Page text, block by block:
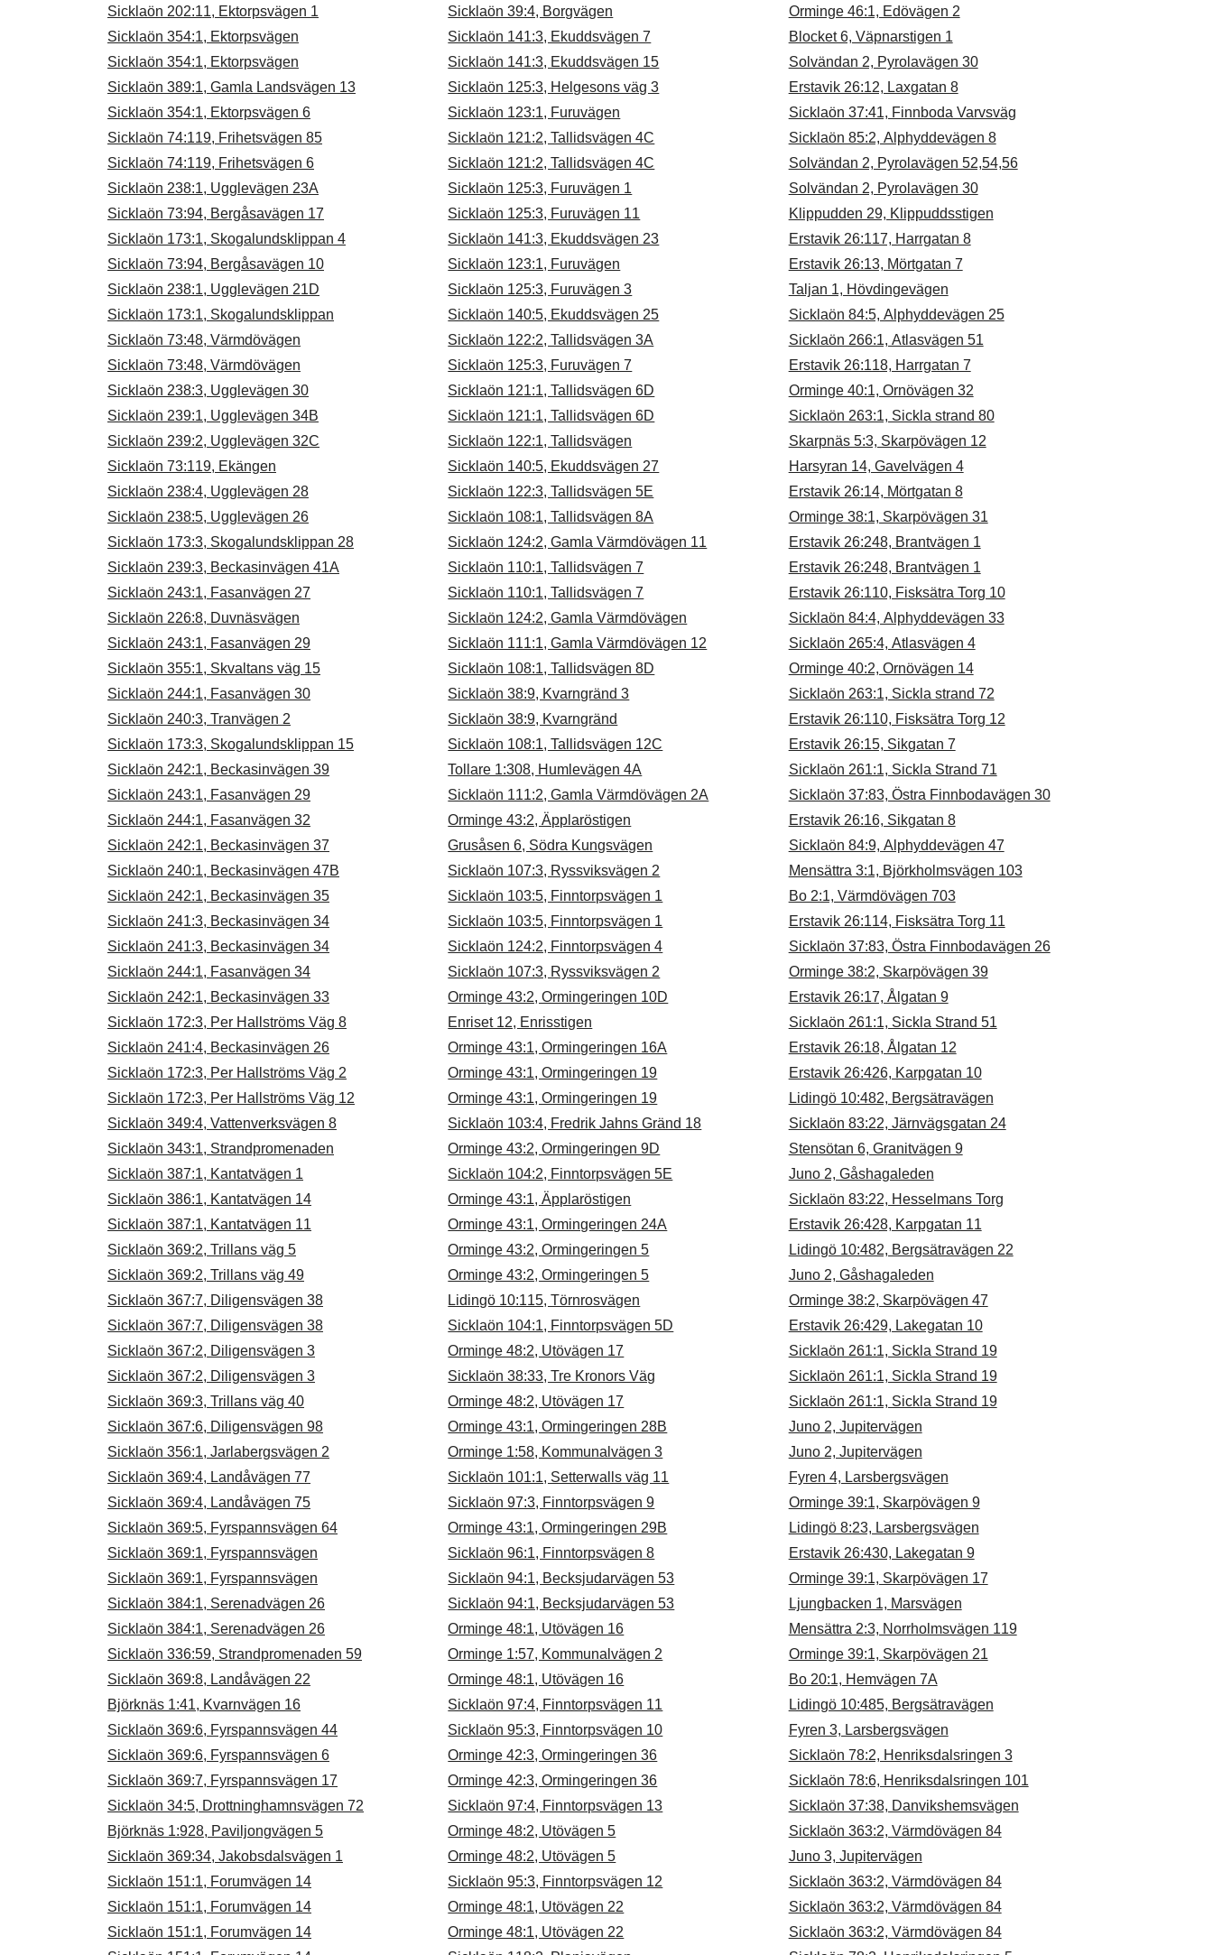
Sicklaön 202:11, Ektorpsvägen 1
Sicklaön 354:1, Ektorpsvägen
Sicklaön 354:1, Ektorpsvägen
Sicklaön 389:1, Gamla Landsvägen 13
Sicklaön 354:1, Ektorpsvägen 6
Sicklaön 74:119, Frihetsvägen 85
Sicklaön 74:119, Frihetsvägen 6
Sicklaön 238:1, Ugglevägen 23A
Sicklaön 73:94, Bergåsavägen 17
Sicklaön 173:1, Skogalundsklippan 4
Sicklaön 73:94, Bergåsavägen 10
Sicklaön 238:1, Ugglevägen 21D
Sicklaön 173:1, Skogalundsklippan
Sicklaön 73:48, Värmdövägen
Sicklaön 73:48, Värmdövägen
Sicklaön 238:3, Ugglevägen 30
Sicklaön 239:1, Ugglevägen 34B
Sicklaön 239:2, Ugglevägen 32C
Sicklaön 73:119, Ekängen
Sicklaön 238:4, Ugglevägen 28
Sicklaön 238:5, Ugglevägen 26
Sicklaön 173:3, Skogalundsklippan 28
Sicklaön 239:3, Beckasinvägen 41A
Sicklaön 243:1, Fasanvägen 27
Sicklaön 226:8, Duvnäsvägen
Sicklaön 243:1, Fasanvägen 29
Sicklaön 355:1, Skvaltans väg 15
Sicklaön 244:1, Fasanvägen 30
Sicklaön 240:3, Tranvägen 2
Sicklaön 173:3, Skogalundsklippan 15
Sicklaön 242:1, Beckasinvägen 39
Sicklaön 243:1, Fasanvägen 29
Sicklaön 244:1, Fasanvägen 32
Sicklaön 242:1, Beckasinvägen 37
Sicklaön 240:1, Beckasinvägen 47B
Sicklaön 242:1, Beckasinvägen 35
Sicklaön 241:3, Beckasinvägen 34
Sicklaön 241:3, Beckasinvägen 34
Sicklaön 244:1, Fasanvägen 34
Sicklaön 242:1, Beckasinvägen 33
Sicklaön 172:3, Per Hallströms Väg 8
Sicklaön 241:4, Beckasinvägen 26
Sicklaön 172:3, Per Hallströms Väg 2
Sicklaön 172:3, Per Hallströms Väg 12
Sicklaön 349:4, Vattenverksvägen 8
Sicklaön 343:1, Strandpromenaden
Sicklaön 387:1, Kantatvägen 1
Sicklaön 386:1, Kantatvägen 14
Sicklaön 387:1, Kantatvägen 11
Sicklaön 369:2, Trillans väg 5
Sicklaön 369:2, Trillans väg 49
Sicklaön 367:7, Diligensvägen 38
Sicklaön 367:7, Diligensvägen 38
Sicklaön 367:2, Diligensvägen 3
Sicklaön 367:2, Diligensvägen 3
Sicklaön 369:3, Trillans väg 40
Sicklaön 367:6, Diligensvägen 98
Sicklaön 356:1, Jarlabergsvägen 2
Sicklaön 369:4, Landåvägen 77
Sicklaön 369:4, Landåvägen 75
Sicklaön 369:5, Fyrspannsvägen 64
Sicklaön 369:1, Fyrspannsvägen
Sicklaön 369:1, Fyrspannsvägen
Sicklaön 384:1, Serenadvägen 26
Sicklaön 384:1, Serenadvägen 26
Sicklaön 336:59, Strandpromenaden 59
Sicklaön 369:8, Landåvägen 22
Björknäs 1:41, Kvarnvägen 16
Sicklaön 369:6, Fyrspannsvägen 44
Sicklaön 369:6, Fyrspannsvägen 6
Sicklaön 369:7, Fyrspannsvägen 17
Sicklaön 34:5, Drottninghamnsvägen 72
Björknäs 1:928, Paviljongvägen 5
Sicklaön 369:34, Jakobsdalsvägen 1
Sicklaön 151:1, Forumvägen 14
Sicklaön 151:1, Forumvägen 14
Sicklaön 151:1, Forumvägen 14
Sicklaön 39:4, Borgvägen
Sicklaön 141:3, Ekuddsvägen 7
Sicklaön 141:3, Ekuddsvägen 15
Sicklaön 125:3, Helgesons väg 3
Sicklaön 123:1, Furuvägen
Sicklaön 121:2, Tallidsvägen 4C
Sicklaön 121:2, Tallidsvägen 4C
Sicklaön 125:3, Furuvägen 1
Sicklaön 125:3, Furuvägen 11
Sicklaön 141:3, Ekuddsvägen 23
Sicklaön 123:1, Furuvägen
Sicklaön 125:3, Furuvägen 3
Sicklaön 140:5, Ekuddsvägen 25
Sicklaön 122:2, Tallidsvägen 3A
Sicklaön 125:3, Furuvägen 7
Sicklaön 121:1, Tallidsvägen 6D
Sicklaön 121:1, Tallidsvägen 6D
Sicklaön 122:1, Tallidsvägen
Sicklaön 140:5, Ekuddsvägen 27
Sicklaön 122:3, Tallidsvägen 5E
Sicklaön 108:1, Tallidsvägen 8A
Sicklaön 124:2, Gamla Värmdövägen 11
Sicklaön 110:1, Tallidsvägen 7
Sicklaön 110:1, Tallidsvägen 7
Sicklaön 124:2, Gamla Värmdövägen
Sicklaön 111:1, Gamla Värmdövägen 12
Sicklaön 108:1, Tallidsvägen 8D
Sicklaön 38:9, Kvarngränd 3
Sicklaön 38:9, Kvarngränd
Sicklaön 108:1, Tallidsvägen 12C
Tollare 1:308, Humlevägen 4A
Sicklaön 111:2, Gamla Värmdövägen 2A
Orminge 43:2, Äpplaröstigen
Grusåsen 6, Södra Kungsvägen
Sicklaön 107:3, Ryssviksvägen 2
Sicklaön 103:5, Finntorpsvägen 1
Sicklaön 103:5, Finntorpsvägen 1
Sicklaön 124:2, Finntorpsvägen 4
Sicklaön 107:3, Ryssviksvägen 2
Orminge 43:2, Ormingeringen 10D
Enriset 12, Enrisstigen
Orminge 43:1, Ormingeringen 16A
Orminge 43:1, Ormingeringen 19
Orminge 43:1, Ormingeringen 19
Sicklaön 103:4, Fredrik Jahns Gränd 18
Orminge 43:2, Ormingeringen 9D
Sicklaön 104:2, Finntorpsvägen 5E
Orminge 43:1, Äpplaröstigen
Orminge 43:1, Ormingeringen 24A
Orminge 43:2, Ormingeringen 5
Orminge 43:2, Ormingeringen 5
Lidingö 10:115, Törnrosvägen
Sicklaön 104:1, Finntorpsvägen 5D
Orminge 48:2, Utövägen 17
Sicklaön 38:33, Tre Kronors Väg
Orminge 48:2, Utövägen 17
Orminge 43:1, Ormingeringen 28B
Orminge 1:58, Kommunalvägen 3
Sicklaön 101:1, Setterwalls väg 11
Sicklaön 97:3, Finntorpsvägen 9
Orminge 43:1, Ormingeringen 29B
Sicklaön 96:1, Finntorpsvägen 8
Sicklaön 94:1, Becksjudarvägen 53
Sicklaön 94:1, Becksjudarvägen 53
Orminge 48:1, Utövägen 16
Orminge 1:57, Kommunalvägen 2
Orminge 48:1, Utövägen 16
Sicklaön 97:4, Finntorpsvägen 11
Sicklaön 95:3, Finntorpsvägen 10
Orminge 42:3, Ormingeringen 36
Orminge 42:3, Ormingeringen 36
Sicklaön 97:4, Finntorpsvägen 13
Orminge 48:2, Utövägen 5
Orminge 48:2, Utövägen 5
Sicklaön 95:3, Finntorpsvägen 12
Orminge 48:1, Utövägen 22
Orminge 48:1, Utövägen 22
Orminge 46:1, Edövägen 2
Blocket 6, Väpnarstigen 1
Solvändan 2, Pyrolavägen 30
Erstavik 26:12, Laxgatan 8
Sicklaön 37:41, Finnboda Varvsväg
Sicklaön 85:2, Alphyddevägen 8
Solvändan 2, Pyrolavägen 52,54,56
Solvändan 2, Pyrolavägen 30
Klippudden 29, Klippuddsstigen
Erstavik 26:117, Harrgatan 8
Erstavik 26:13, Mörtgatan 7
Taljan 1, Hövdingevägen
Sicklaön 84:5, Alphyddevägen 25
Sicklaön 266:1, Atlasvägen 51
Erstavik 26:118, Harrgatan 7
Orminge 40:1, Ornövägen 32
Sicklaön 263:1, Sickla strand 80
Skarpnäs 5:3, Skarpövägen 12
Harsyran 14, Gavelvägen 4
Erstavik 26:14, Mörtgatan 8
Orminge 38:1, Skarpövägen 31
Erstavik 26:248, Brantvägen 1
Erstavik 26:248, Brantvägen 1
Erstavik 26:110, Fisksätra Torg 10
Sicklaön 84:4, Alphyddevägen 33
Sicklaön 265:4, Atlasvägen 4
Orminge 40:2, Ornövägen 14
Sicklaön 263:1, Sickla strand 72
Erstavik 26:110, Fisksätra Torg 12
Erstavik 26:15, Sikgatan 7
Sicklaön 261:1, Sickla Strand 71
Sicklaön 37:83, Östra Finnbodavägen 30
Erstavik 26:16, Sikgatan 8
Sicklaön 84:9, Alphyddevägen 47
Mensättra 3:1, Björkholmsvägen 103
Bo 2:1, Värmdövägen 703
Erstavik 26:114, Fisksätra Torg 11
Sicklaön 37:83, Östra Finnbodavägen 26
Orminge 38:2, Skarpövägen 39
Erstavik 26:17, Ålgatan 9
Sicklaön 261:1, Sickla Strand 51
Erstavik 26:18, Ålgatan 12
Erstavik 26:426, Karpgatan 10
Lidingö 10:482, Bergsätravägen
Sicklaön 83:22, Järnvägsgatan 24
Stensötan 6, Granitvägen 9
Juno 2, Gåshagaleden
Sicklaön 83:22, Hesselmans Torg
Erstavik 26:428, Karpgatan 11
Lidingö 10:482, Bergsätravägen 22
Juno 2, Gåshagaleden
Orminge 38:2, Skarpövägen 47
Erstavik 26:429, Lakegatan 10
Sicklaön 261:1, Sickla Strand 19
Sicklaön 261:1, Sickla Strand 19
Sicklaön 261:1, Sickla Strand 19
Juno 2, Jupitervägen
Juno 2, Jupitervägen
Fyren 4, Larsbergsvägen
Orminge 39:1, Skarpövägen 9
Lidingö 8:23, Larsbergsvägen
Erstavik 26:430, Lakegatan 9
Orminge 39:1, Skarpövägen 17
Ljungbacken 1, Marsvägen
Mensättra 2:3, Norrholmsvägen 119
Orminge 39:1, Skarpövägen 21
Bo 20:1, Hemvägen 7A
Lidingö 10:485, Bergsätravägen
Fyren 3, Larsbergsvägen
Sicklaön 78:2, Henriksdalsringen 3
Sicklaön 78:6, Henriksdalsringen 101
Sicklaön 37:38, Danvikshemsvägen
Sicklaön 363:2, Värmdövägen 84
Juno 3, Jupitervägen
Sicklaön 363:2, Värmdövägen 84
Sicklaön 363:2, Värmdövägen 84
Sicklaön 363:2, Värmdövägen 84